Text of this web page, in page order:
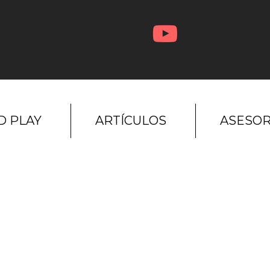
PLAY ARTÍCULOS